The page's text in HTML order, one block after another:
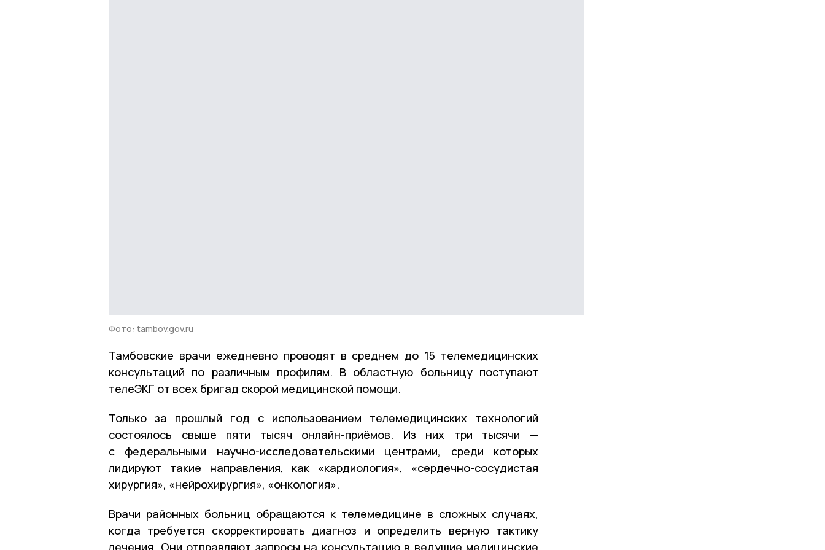
Фото: tambov.gov.ru
Тамбовские врачи ежедневно проводят в среднем до 15 телемедицинских
консультаций по различным профилям. В областную больницу поступают
телеЭКГ от всех бригад скорой медицинской помощи.
Только за прошлый год с использованием телемедицинских технологий
состоялось свыше пяти тысяч онлайн-приёмов. Из них три тысячи —
с федеральными научно-исследовательскими центрами, среди которых
лидируют такие направления, как «кардиология», «сердечно-сосудистая
хирургия», «нейрохирургия», «онкология».
Врачи районных больниц обращаются к телемедицине в сложных случаях,
когда требуется скорректировать диагноз и определить верную тактику
лечения. Они отправляют запросы на консультацию в ведущие медицинские